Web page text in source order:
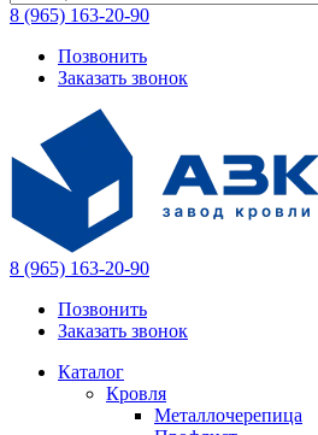
8 (965) 163-20-90
Позвонить
Заказать звонок
8 (965) 163-20-90
Позвонить
Заказать звонок
Каталог
Кровля
Металлочерепица